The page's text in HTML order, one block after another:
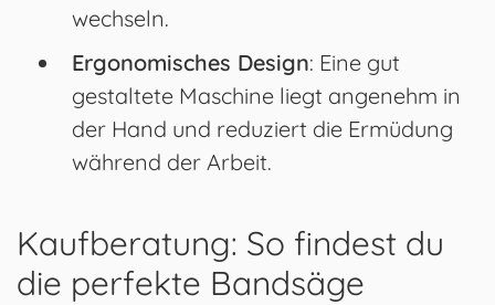
wechseln.
Ergonomisches Design: Eine gut
gestaltete Maschine liegt angenehm in
der Hand und reduziert die Ermüdung
während der Arbeit.
Kaufberatung: So findest du
die perfekte Bandsäge